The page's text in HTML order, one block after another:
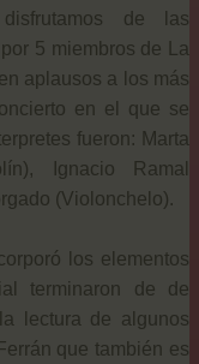
de las
5 miembros de La
aplausos a los más
en el que se
fueron: Marta
Ignacio Ramal
(Violonchelo).
los elementos
terminaron de de
lectura de algunos
que también es